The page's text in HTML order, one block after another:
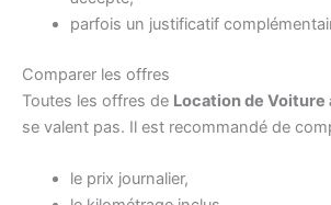
parfois un justificatif
Comparer les offres
Toutes les offres de Location de Voiture
se valent pas. Il est recommandé de
le prix journalier,